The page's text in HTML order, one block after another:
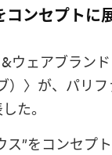
コンセプトに
ウェアブラン
）〉が、パリ
た。
”をコンセプ